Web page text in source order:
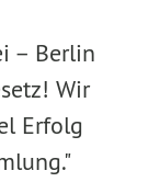
– Berlin
Wir
Erfolg